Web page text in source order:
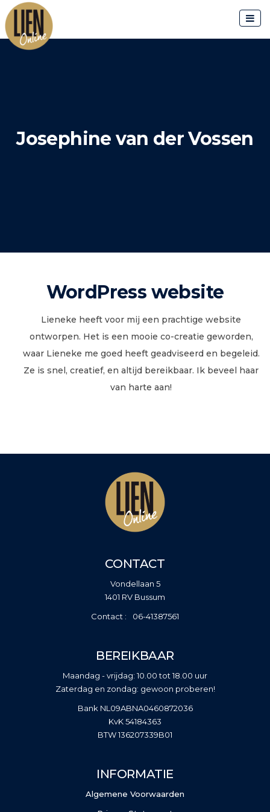
Skip
Josephine van der Vossen
WordPress website
Lieneke heeft voor mij een prachtige website
ontworpen. Het is een mooie co-creatie geworden,
waar Lieneke me goed heeft geadviseerd en begeleid.
Ze is snel, creatief, en altijd bereikbaar. Ik beveel haar
van harte aan!
CONTACT
Vondellaan 5
1401 RV Bussum
06-41387561
BEREIKBAAR
Maandag - vrijdag: 10.00 tot 18.00 uur
Zaterdag en zondag: gewoon proberen!
Bank NL09ABNA0460872036
KvK 54184363
BTW 136207339B01
INFORMATIE
Algemene Voorwaarden